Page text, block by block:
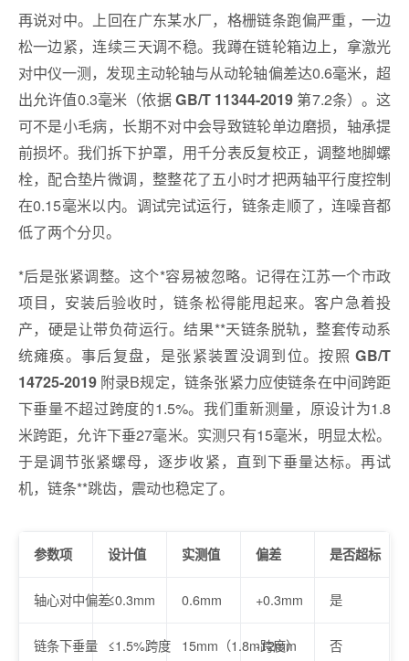
再说对中。上回在广东某水厂，格栅链条跑偏严重，一边
松一边紧，连续三天调不稳。我蹲在链轮箱边上，拿激光
对中仪一测，发现主动轮轴与从动轮轴偏差达0.6毫米，超
出允许值0.3毫米（依据GB/T 11344-2019 第7.2条）。这
可不是小毛病，长期不对中会导致链轮单边磨损，轴承提
前损坏。我们拆下护罩，用千分表反复校正，调整地脚螺
栓，配合垫片微调，整整花了五小时才把两轴平行度控制
在0.15毫米以内。调试完试运行，链条走顺了，连噪音都
低了两个分贝。
*后是张紧调整。这个*容易被忽略。记得在江苏一个市政
项目，安装后验收时，链条松得能甩起来。客户急着投
产，硬是让带负荷运行。结果**天链条脱轨，整套传动系
统瘫痪。事后复盘，是张紧装置没调到位。按照GB/T
14725-2019附录B规定，链条张紧力应使链条在中间跨距
下垂量不超过跨度的1.5%。我们重新测量，原设计为1.8
米跨距，允许下垂27毫米。实测只有15毫米，明显太松。
于是调节张紧螺母，逐步收紧，直到下垂量达标。再试
机，链条**跳齿，震动也稳定了。
参数项 设计值 实测值 偏差 是否超标
轴心对中偏差≤0.3mm 0.6mm +0.3mm 是
链条下垂量 ≤1.5%跨度 15mm（1.8m跨度）
-12mm 否